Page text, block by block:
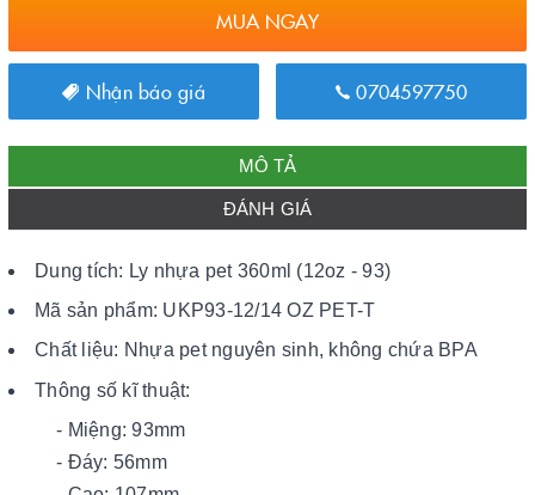
MUA NGAY
Nhận báo giá 0704597750
MÔ TẢ
ĐÁNH GIÁ
Dung tích: Ly nhựa pet 360ml (12oz - 93)
Mã sản phẩm: UKP93-12/14 OZ PET-T
Chất liệu: Nhựa pet nguyên sinh, không chứa BPA
Thông số kĩ thuật:
- Miệng: 93mm
- Đáy: 56mm